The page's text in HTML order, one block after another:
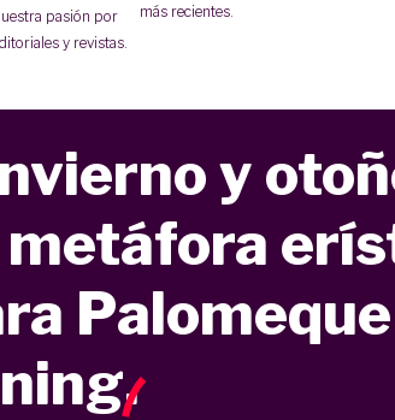
pasión por
y revistas.
más recientes.
y
metáfora
.